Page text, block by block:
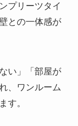
プリーツタイ
との一体感が
い」「部屋が
、ワンルーム
す。